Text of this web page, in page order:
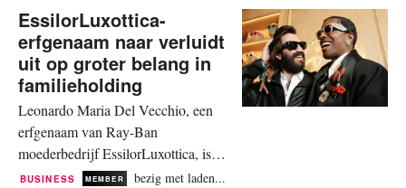
combineert exclusieve brillen met wat Satisfy...
EssilorLuxottica-
erfgenaam naar verluidt
uit op groter belang in
familieholding
Leonardo Maria Del Vecchio, een
erfgenaam van Ray-Ban
moederbedrijf EssilorLuxottica, is
naar verluidt op zoek naar meer
BUSINESS MEMBER bezig met laden...